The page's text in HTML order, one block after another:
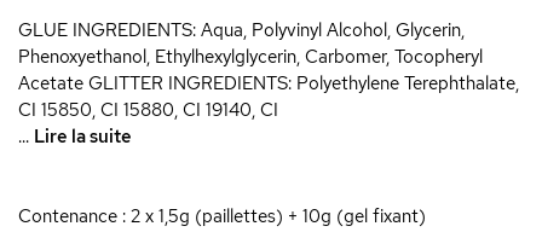
GLUE INGREDIENTS: Aqua, Polyvinyl Alcohol, Glycerin,
Phenoxyethanol, Ethylhexylglycerin, Carbomer, Tocopheryl
Acetate GLITTER INGREDIENTS: Polyethylene Terephthalate,
CI 15850, CI 15880, CI 19140, CI
... Lire la suite
Contenance : 2 x 1,5g (paillettes) + 10g (gel fixant)